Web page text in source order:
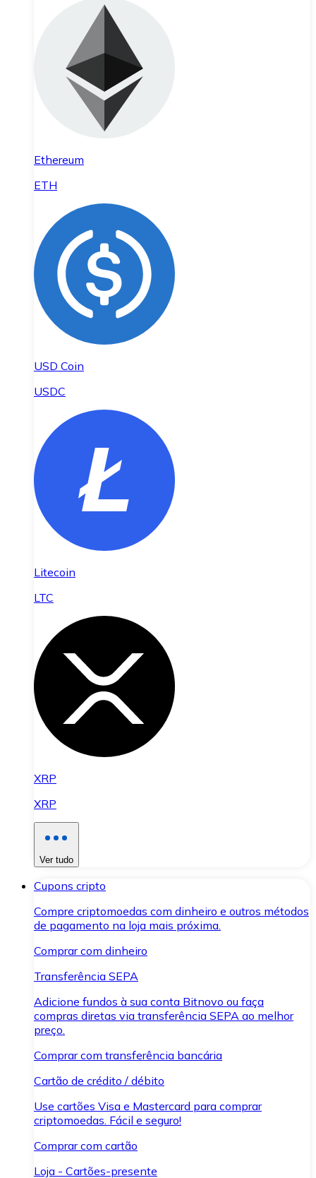
Ethereum
ETH
USD Coin
USDC
Litecoin
LTC
XRP
XRP
Ver tudo
Cupons cripto
Compre criptomoedas com dinheiro e outros métodos
de pagamento na loja mais próxima.
Comprar com dinheiro
Transferência SEPA
Adicione fundos à sua conta Bitnovo ou faça
compras diretas via transferência SEPA ao melhor
preço.
Comprar com transferência bancária
Cartão de crédito / débito
Use cartões Visa e Mastercard para comprar
criptomoedas. Fácil e seguro!
Comprar com cartão
Loja - Cartões-presente